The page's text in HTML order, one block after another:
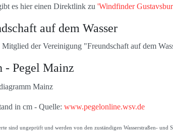
es hier einen Direktlink zu 'Windfinder
auf dem Wasser
der Vereinigung "Freundschaft auf dem
- Pegel Mainz
in cm - Quelle: www.pegelonline.wsv.de
sind ungeprüft und werden von den zuständigen Wasserstraßen- und